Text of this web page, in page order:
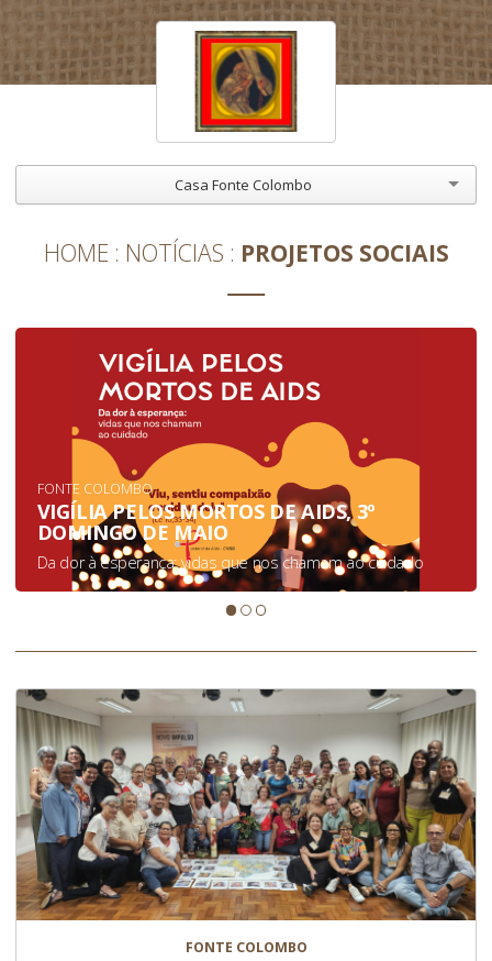
Casa Fonte Colombo
HOME NOTÍCIAS PROJETOS SOCIAIS
FONTE COLOMBO
VIGÍLIA PELOS MORTOS DE AIDS, 3º
DOMINGO DE MAIO
Da dor à esperança: vidas que nos chamam ao cuidado
FONTE COLOMBO